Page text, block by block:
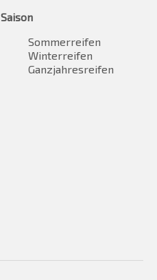
Saison
Sommerreifen
Winterreifen
Ganzjahresreifen